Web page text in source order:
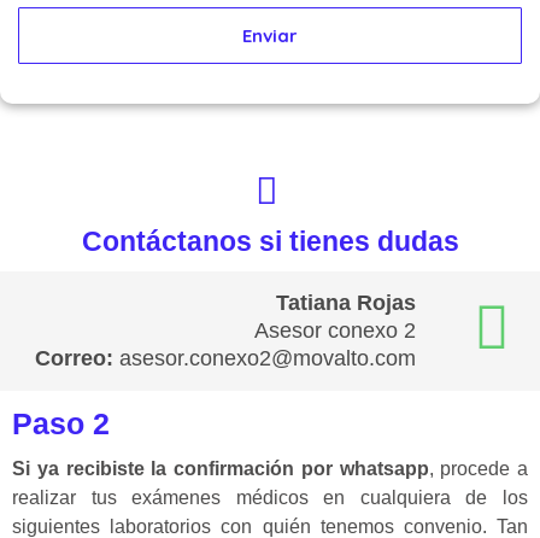
Contáctanos si tienes dudas
Tatiana Rojas
Asesor conexo 2
Correo:asesor.conexo2@movalto.com
Paso 2
Si ya recibiste la confirmación por whatsapp, procede a
realizar tus exámenes médicos en cualquiera de los
siguientes laboratorios con quién tenemos convenio. Tan